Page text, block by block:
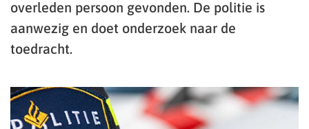
overleden persoon gevonden. De politie is
aanwezig en doet onderzoek naar de
toedracht.